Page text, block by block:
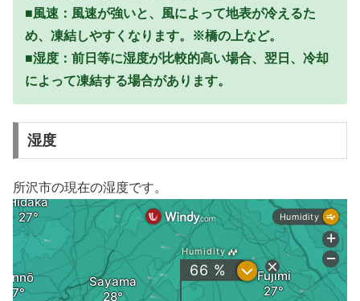
■風速：風速が強いと、風によって地表が冷えるた
め、凍結しやすくなります。※橋の上など。
■湿度：前日等に湿度が比較的高い場合、翌日、冷却
によって凍結する場合があります。
湿度
所沢市の現在の湿度です。